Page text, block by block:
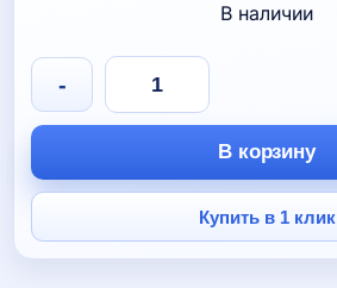
В наличии
Количество
товара
НАКЛЕЙКА
НА
"Блокирующий
-
В корзину
Купить в 1 клик